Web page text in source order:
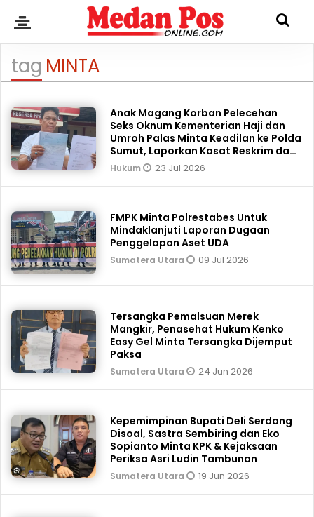
tag MINTA
Anak Magang Korban Pelecehan
Seks Oknum Kementerian Haji dan
Umroh Palas Minta Keadilan ke Polda
Sumut, Laporkan Kasat Reskrim dan
Kanit
Hukum 23 Jul 2026
FMPK Minta Polrestabes Untuk
Mindaklanjuti Laporan Dugaan
Penggelapan Aset UDA
Sumatera Utara 09 Jul 2026
Tersangka Pemalsuan Merek
Mangkir, Penasehat Hukum Kenko
Easy Gel Minta Tersangka Dijemput
Paksa
Sumatera Utara 24 Jun 2026
Kepemimpinan Bupati Deli Serdang
Disoal, Sastra Sembiring dan Eko
Sopianto Minta KPK & Kejaksaan
Periksa Asri Ludin Tambunan
Sumatera Utara 19 Jun 2026